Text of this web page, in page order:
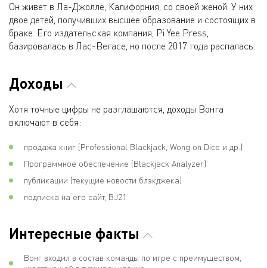
Он живет в Ла-Джолле, Калифорния, со своей женой. У них
двое детей, получивших высшее образование и состоящих в
браке. Его издательская компания, Pi Yee Press,
базировалась в Лас-Вегасе, но после 2017 года распалась.
Доходы
Хотя точные цифры не разглашаются, доходы Вонга
включают в себя:
продажа книг (Professional Blackjack, Wong on Dice и др.)
Программное обеспечение (Blackjack Analyzer)
публикации (текущие новости блэкджека)
подписка на его сайт, BJ21
Интересные факты
Вонг входил в состав команды по игре с преимуществом,